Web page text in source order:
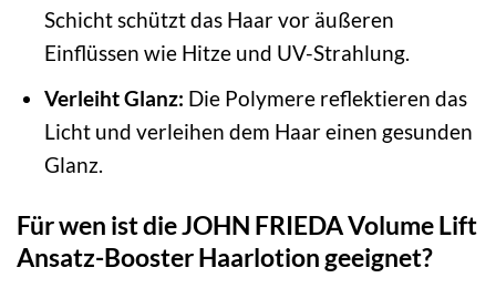
Schicht schützt das Haar vor äußeren
Einflüssen wie Hitze und UV-Strahlung.
Verleiht Glanz: Die Polymere reflektieren das
Licht und verleihen dem Haar einen gesunden
Glanz.
Für wen ist die JOHN FRIEDA Volume Lift
Ansatz-Booster Haarlotion geeignet?